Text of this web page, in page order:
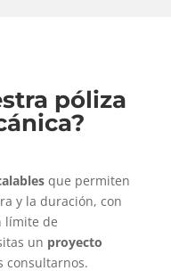
póliza
que permiten
y la duración, con
límite de
un proyecto
consultarnos.